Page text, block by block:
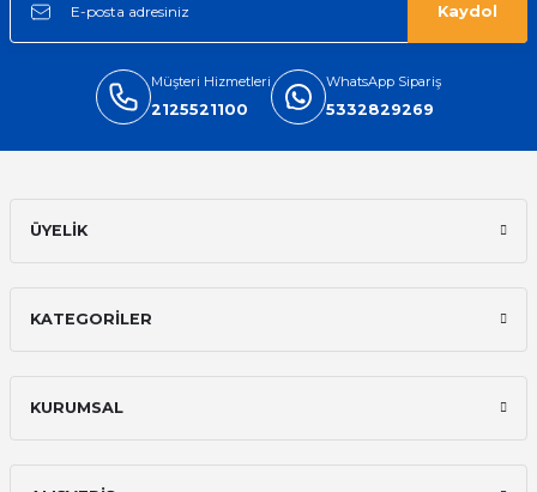
Kaydol
Müşteri Hizmetleri
2125521100
WhatsApp Sipariş
5332829269
ÜYELİK
KATEGORİLER
KURUMSAL